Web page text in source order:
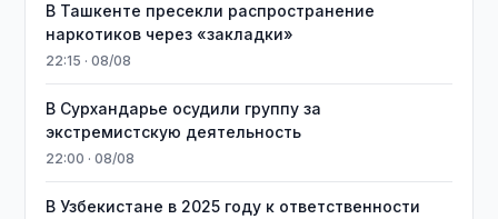
В Ташкенте пресекли распространение
наркотиков через «закладки»
22:15 · 08/08
В Сурхандарье осудили группу за
экстремистскую деятельность
22:00 · 08/08
В Узбекистане в 2025 году к ответственности